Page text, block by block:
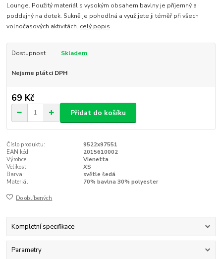
Lounge. Použitý materiál s vysokým obsahem bavlny je příjemný a
poddajný na dotek. Sukně je pohodlná a využijete ji téměř při všech
volnočasových aktivitách. celý popis
Dostupnost Skladem
Nejsme plátci DPH
69 Kč
Přidat do košíku
Číslo produktu:
9522x97551
EAN kód:
2015610002
Výrobce:
Vienetta
Velikost:
XS
Barva:
světle šedá
Materiál:
70% bavlna 30% polyester
Do oblíbených
Kompletní specifikace
Parametry